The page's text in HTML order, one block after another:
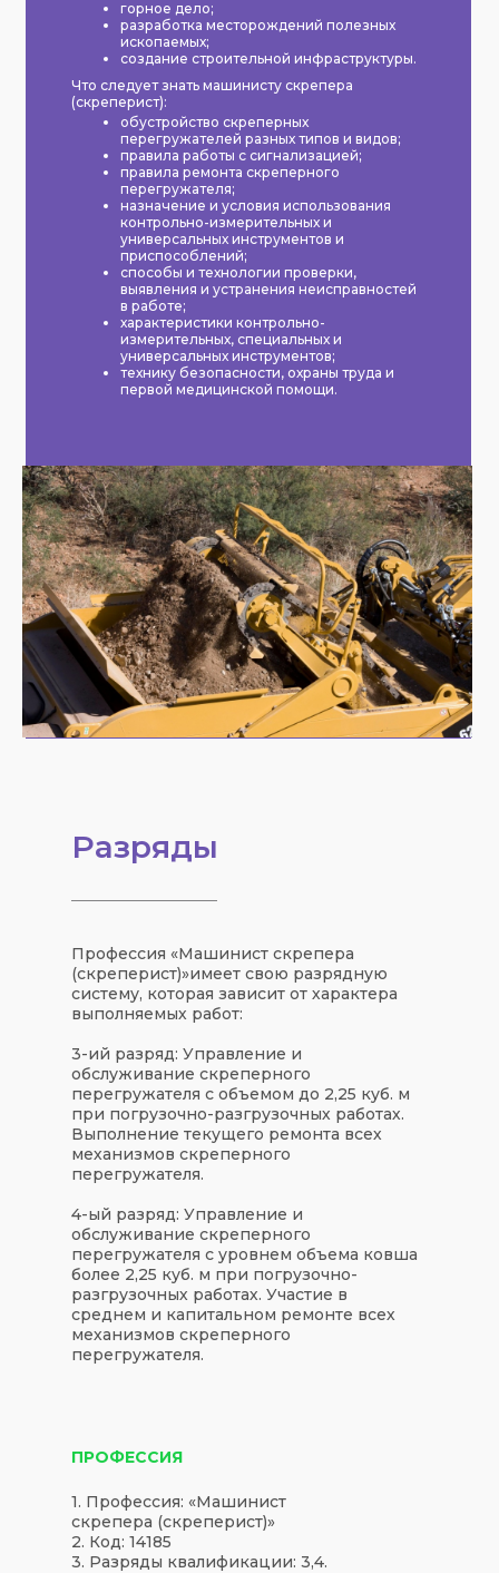
горное дело;
разработка месторождений полезных
ископаемых;
создание строительной инфраструктуры.
Что следует знать машинисту скрепера
(скреперист):
обустройство скреперных
перегружателей разных типов и видов;
правила работы с сигнализацией;
правила ремонта скреперного
перегружателя;
назначение и условия использования
контрольно-измерительных и
универсальных инструментов и
приспособлений;
способы и технологии проверки,
выявления и устранения неисправностей
в работе;
характеристики контрольно-
измерительных, специальных и
универсальных инструментов;
технику безопасности, охраны труда и
первой медицинской помощи.
Разряды
Профессия «Машинист скрепера
(скреперист)»имеет свою разрядную
систему, которая зависит от характера
выполняемых работ:
3-ий разряд: Управление и
обслуживание скреперного
перегружателя с объемом до 2,25 куб. м
при погрузочно-разгрузочных работах.
Выполнение текущего ремонта всех
механизмов скреперного
перегружателя.
4-ый разряд: Управление и
обслуживание скреперного
перегружателя с уровнем объема ковша
более 2,25 куб. м при погрузочно-
разгрузочных работах. Участие в
среднем и капитальном ремонте всех
механизмов скреперного
перегружателя.
ПРОФЕССИЯ
1. Профессия: «Машинист
скрепера (скреперист)»
2. Код: 14185
3. Разряды квалификации: 3,4.